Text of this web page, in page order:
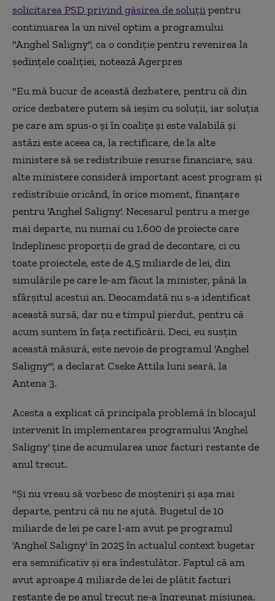
solicitarea PSD privind găsirea de soluţiipentru
continuarea la un nivel optim a programului
"Anghel Saligny", ca o condiţie pentru revenirea la
şedinţele coaliţiei, notează Agerpres
"Eu mă bucur de această dezbatere, pentru că din
orice dezbatere putem să ieşim cu soluţii, iar soluţia
pe care am spus-o şi în coaliţe şi este valabilă şi
astăzi este aceea ca, la rectificare, de la alte
ministere să se redistribuie resurse financiare, sau
alte ministere consideră important acest program şi
redistribuie oricând, în orice moment, finanţare
pentru 'Anghel Saligny'. Necesarul pentru a merge
mai departe, nu numai cu 1.600 de proiecte care
îndeplinesc proporţii de grad de decontare, ci cu
toate proiectele, este de 4,5 miliarde de lei, din
simulările pe care le-am făcut la minister, până la
sfârşitul acestui an. Deocamdată nu s-a identificat
această sursă, dar nu e timpul pierdut, pentru că
acum suntem în faţa rectificării. Deci, eu susţin
această măsură, este nevoie de programul 'Anghel
Saligny'", a declarat Cseke Attila luni seară, la
Antena 3.
Acesta a explicat că principala problemă în blocajul
intervenit în implementarea programului 'Anghel
Saligny' ţine de acumularea unor facturi restante de
anul trecut.
"Şi nu vreau să vorbesc de moşteniri şi aşa mai
departe, pentru că nu ne ajută. Bugetul de 10
miliarde de lei pe care l-am avut pe programul
'Anghel Saligny' în 2025 în actualul context bugetar
era semnificativ şi era îndestulător. Faptul că am
avut aproape 4 miliarde de lei de plătit facturi
restante de pe anul trecut ne-a îngreunat misiunea.